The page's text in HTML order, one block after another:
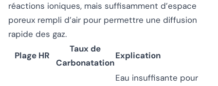
réactions ioniques, mais suffisamment d’espace
poreux rempli d’air pour permettre une diffusion
rapide des gaz.
Plage HR
Taux de
Carbonatation
Explication
Eau insuffisante pour